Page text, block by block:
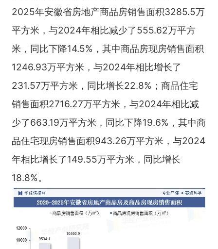
2025年安徽省房地产商品房销售面积3285.5万
平方米，与2024年相比减少了555.62万平方
米，同比下降14.5%，其中商品房现房销售面积
1246.93万平方米，与2024年相比增长了
231.57万平方米，同比增长22.8%；商品住宅
销售面积2716.27万平方米，与2024年相比减
少了663.19万平方米，同比下降19.6%，其中商
品住宅现房销售面积943.26万平方米，与2024
年相比增长了149.55万平方米，同比增长
18.8%。